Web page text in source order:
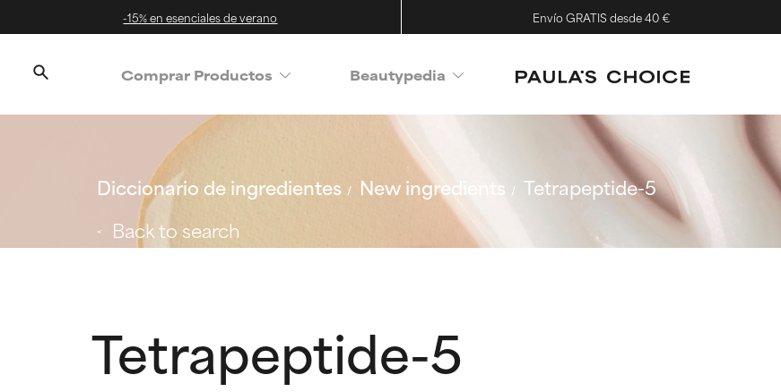
-15% en esenciales de verano Envío GRATIS desde 40 €
Comprar Productos Beautypedia
Diccionario de ingredientes New ingredients
Tetrapeptide-5
Back to search
Tetrapeptide-5